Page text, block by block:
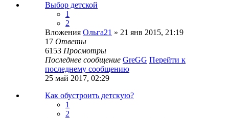
Выбор детской
1
2
Вложения Ольга21 » 21 янв 2015, 21:19
17 Ответы
6153 Просмотры
Последнее сообщение GreGG Перейти к
последнему сообщению
25 май 2017, 02:29
Как обустроить детскую?
1
2